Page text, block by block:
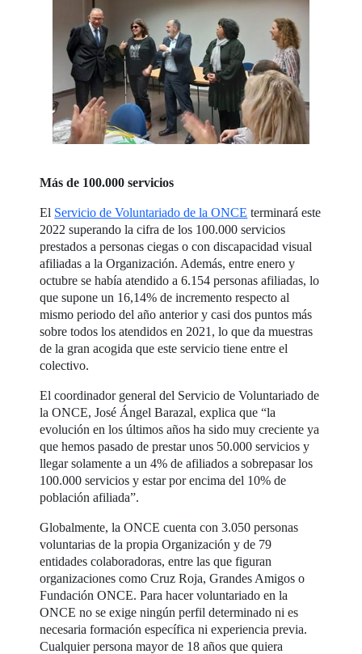
Más de 100.000 servicios
El Servicio de Voluntariado de la ONCE terminará este
2022 superando la cifra de los 100.000 servicios
prestados a personas ciegas o con discapacidad visual
afiliadas a la Organización. Además, entre enero y
octubre se había atendido a 6.154 personas afiliadas, lo
que supone un 16,14% de incremento respecto al
mismo periodo del año anterior y casi dos puntos más
sobre todos los atendidos en 2021, lo que da muestras
de la gran acogida que este servicio tiene entre el
colectivo.
El coordinador general del Servicio de Voluntariado de
la ONCE, José Ángel Barazal, explica que “la
evolución en los últimos años ha sido muy creciente ya
que hemos pasado de prestar unos 50.000 servicios y
llegar solamente a un 4% de afiliados a sobrepasar los
100.000 servicios y estar por encima del 10% de
población afiliada”.
Globalmente, la ONCE cuenta con 3.050 personas
voluntarias de la propia Organización y de 79
entidades colaboradoras, entre las que figuran
organizaciones como Cruz Roja, Grandes Amigos o
Fundación ONCE. Para hacer voluntariado en la
ONCE no se exige ningún perfil determinado ni es
necesaria formación específica ni experiencia previa.
Cualquier persona mayor de 18 años que quiera